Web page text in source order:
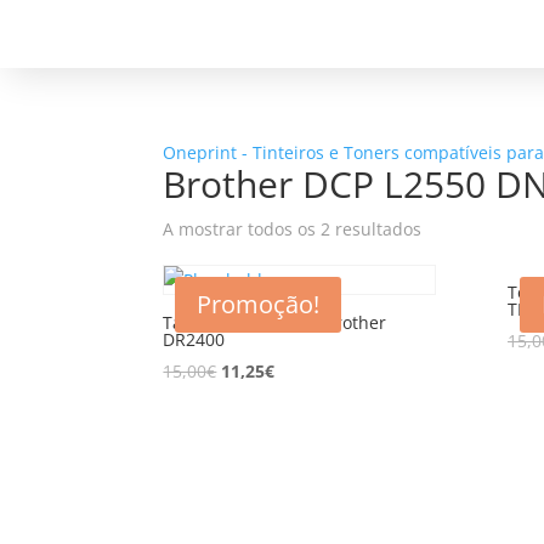
Oneprint - Tinteiros e Toners compatíveis
Brother DCP L2550
A mostrar todos os 2 resultados
Promoção!
Tambor compatível Brother
DR2400
15,00€ 11,25€